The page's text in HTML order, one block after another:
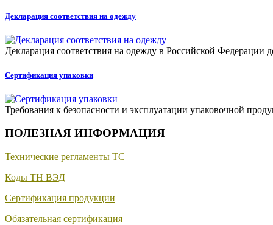
Декларация соответствия на одежду
Декларация соответствия на одежду в Российской
Сертификация упаковки
Требования к безопасности и эксплуатации упаковочной
ПОЛЕЗНАЯ ИНФОРМАЦИЯ
Технические регламенты ТС
Коды ТН ВЭД
Сертификация продукции
Обязательная сертификация